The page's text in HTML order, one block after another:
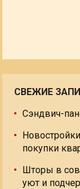
СВЕЖИЕ
Сэндвич-
покупки
Шторы в
уют и